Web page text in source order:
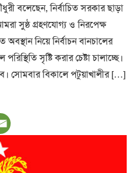
বলেছেন, নির্বাচিত সরকার ছাড়া
সুষ্ঠ গ্রহণযোগ্য ও নিরপেক্ষ
নিয়ে নির্বাচন বানচালের
সৃষ্টি করার চেষ্টা চালাচ্ছে।
সোমবার বিকালে পটুয়াখালীর […]